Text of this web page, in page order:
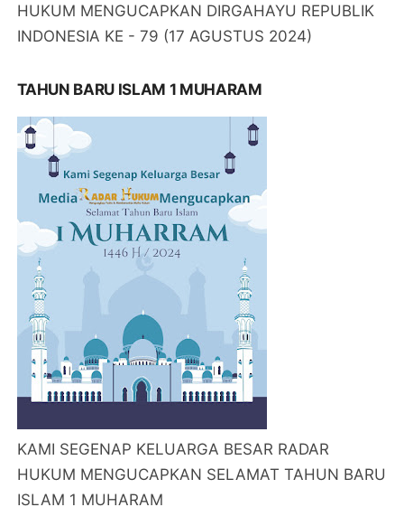
HUKUM MENGUCAPKAN DIRGAHAYU REPUBLIK
INDONESIA KE - 79 (17 AGUSTUS 2024)
TAHUN BARU ISLAM 1 MUHARAM
KAMI SEGENAP KELUARGA BESAR RADAR
HUKUM MENGUCAPKAN SELAMAT TAHUN BARU
ISLAM 1 MUHARAM